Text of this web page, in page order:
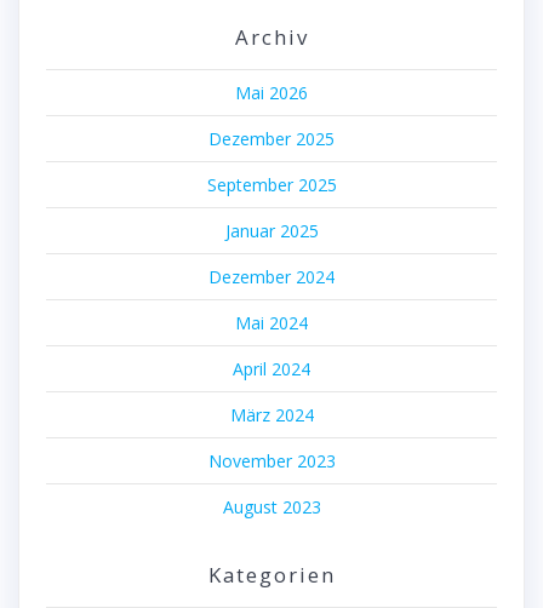
Archiv
Mai 2026
Dezember 2025
September 2025
Januar 2025
Dezember 2024
Mai 2024
April 2024
März 2024
November 2023
August 2023
Kategorien